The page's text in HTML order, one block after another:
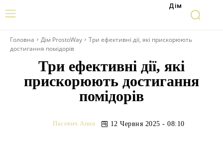
Дім
Головна Дім ProstoWay
Три ефективні дії, які прискорюють
достигання помідорів
Три ефективні дії, які
прискорюють достигання
помідорів
Пасевич Анна 12 Червня 2025 - 08:10